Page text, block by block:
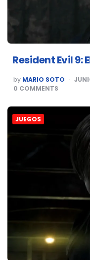
Resident Evil 9:
POSTED
BY
by MARIO SOTO
0 COMMENTS
JUEGOS